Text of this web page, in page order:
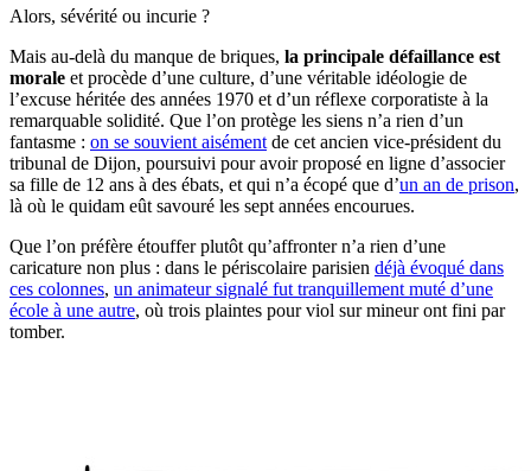
Alors, sévérité ou incurie ?
Mais au-delà du manque de briques, la principale défaillance est
morale et procède d’une culture, d’une véritable idéologie de
l’excuse héritée des années 1970 et d’un réflexe corporatiste à la
remarquable solidité. Que l’on protège les siens n’a rien d’un
fantasme : on se souvient aisément de cet ancien vice-président du
tribunal de Dijon, poursuivi pour avoir proposé en ligne d’associer
sa fille de 12 ans à des ébats, et qui n’a écopé que d’un an de prison,
là où le quidam eût savouré les sept années encourues.
Que l’on préfère étouffer plutôt qu’affronter n’a rien d’une
caricature non plus : dans le périscolaire parisien déjà évoqué dans
ces colonnes, un animateur signalé fut tranquillement muté d’une
école à une autre, où trois plaintes pour viol sur mineur ont fini par
tomber.